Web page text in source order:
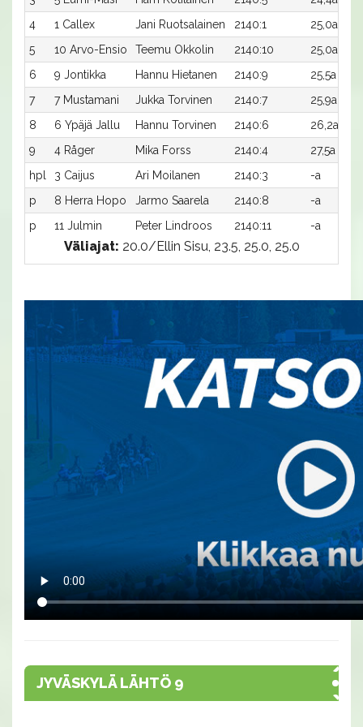
4
1 Callex Jani Ruotsalainen 2140:1 25,0a
5
10 Arvo-Ensio Teemu Okkolin 2140:10 25,0a
6
9 Jontikka Hannu Hietanen 2140:9 25,5a
7
7 Mustamani Jukka Torvinen 2140:7 25,9a
8
6 Ypäjä Jallu Hannu Torvinen 2140:6 26,2a
9
4 Råger Mika Forss 2140:4 27,5a
hpl
3 Caijus Ari Moilanen 2140:3 -a
p
8 Herra Hopo Jarmo Saarela 2140:8 -a
p
11 Julmin Peter Lindroos 2140:11 -a
Väliajat: 20.0/Ellin Sisu, 23.5, 25.0, 25.0
JYVÄSKYLÄ LÄHTÖ 9